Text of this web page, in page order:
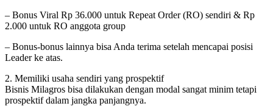
– Bonus Viral Rp 36.000 untuk Repeat Order (RO) sendiri & Rp
2.000 untuk RO anggota group
– Bonus-bonus lainnya bisa Anda terima setelah mencapai posisi
Leader ke atas.
2. Memiliki usaha sendiri yang prospektif
Bisnis Milagros bisa dilakukan dengan modal sangat minim tetapi
prospektif dalam jangka panjangnya.